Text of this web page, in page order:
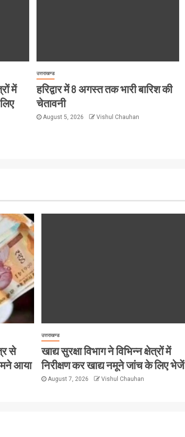
में
उत्तराखण्ड
हरिद्वार में 8 अगस्त तक भारी बारिश की
चेतावनी
August 5, 2026 Vishul Chauhan
से
आया
उत्तराखण्ड
खाद्य सुरक्षा विभाग ने विभिन्न क्षेत्रों में
निरीक्षण कर खाद्य नमूने जांच के लिए भेजें
August 7, 2026 Vishul Chauhan